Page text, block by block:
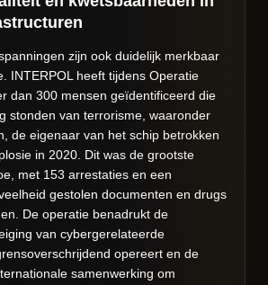
zijn ook duidelijk merkbaar
INTERPOL heeft tijdens Operatie
dan 300 mensen geïdentificeerd die
stonden van terrorisme, waaronder
de eigenaar van het schip betrokken
in 2020. Dit was de grootste
met 153 arrestaties en een
gestolen documenten en drugs
De operatie benadrukt de
van cybergerelateerde
opereert en de
samenwerking om